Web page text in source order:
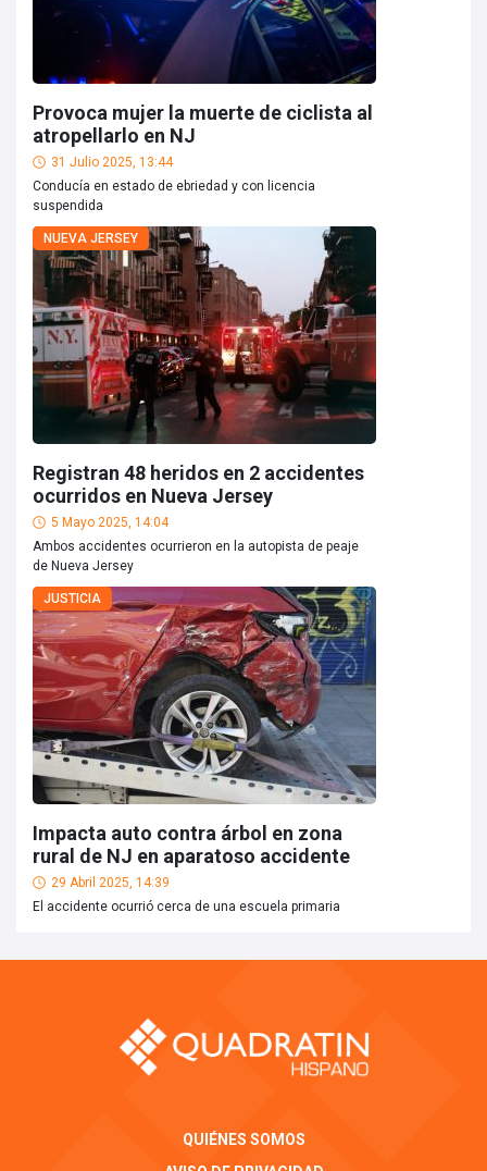
Provoca mujer la muerte de ciclista al
atropellarlo en NJ
31 Julio 2025, 13:44
Conducía en estado de ebriedad y con licencia
suspendida
NUEVA JERSEY
Registran 48 heridos en 2 accidentes
ocurridos en Nueva Jersey
5 Mayo 2025, 14:04
Ambos accidentes ocurrieron en la autopista de peaje
de Nueva Jersey
JUSTICIA
Impacta auto contra árbol en zona
rural de NJ en aparatoso accidente
29 Abril 2025, 14:39
El accidente ocurrió cerca de una escuela primaria
QUIÉNES SOMOS